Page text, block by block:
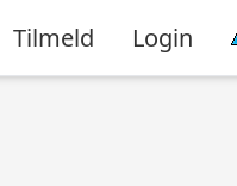
Tilmeld Login